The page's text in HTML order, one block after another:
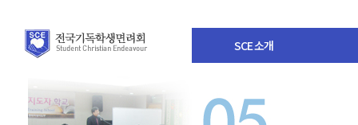
SCE 소개